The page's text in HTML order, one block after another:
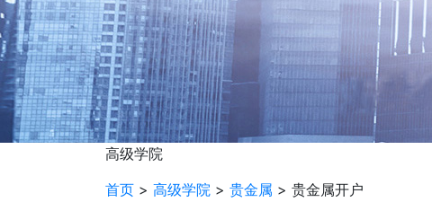
高级学院
首页 > 高级学院 > 贵金属 > 贵金属开户